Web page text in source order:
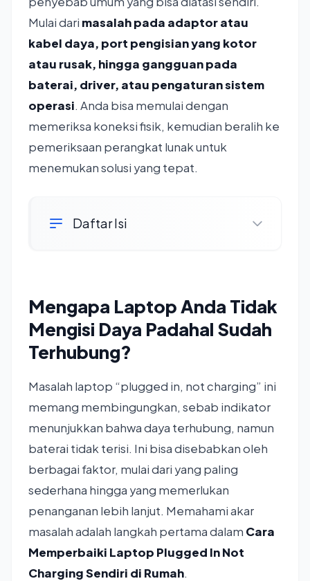
Mulai dari masalah pada adaptor atau
kabel daya, port pengisian yang kotor
atau rusak, hingga gangguan pada
baterai, driver, atau pengaturan sistem
operasi. Anda bisa memulai dengan
memeriksa koneksi fisik, kemudian beralih ke
pemeriksaan perangkat lunak untuk
menemukan solusi yang tepat.
Daftar Isi
Mengapa Laptop Anda Tidak
Mengisi Daya Padahal Sudah
Terhubung?
Masalah laptop “plugged in, not charging” ini
memang membingungkan, sebab indikator
menunjukkan bahwa daya terhubung, namun
baterai tidak terisi. Ini bisa disebabkan oleh
berbagai faktor, mulai dari yang paling
sederhana hingga yang memerlukan
penanganan lebih lanjut. Memahami akar
masalah adalah langkah pertama dalam Cara
Memperbaiki Laptop Plugged In Not
Charging Sendiri di Rumah.